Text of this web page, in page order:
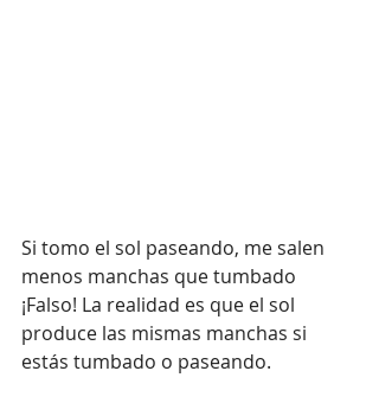
Si tomo el sol paseando, me salen
menos manchas que tumbado
¡Falso! La realidad es que el sol
produce las mismas manchas si
estás tumbado o paseando.